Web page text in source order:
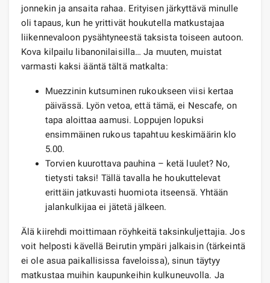
jonnekin ja ansaita rahaa. Erityisen järkyttävä minulle
oli tapaus, kun he yrittivät houkutella matkustajaa
liikennevaloon pysähtyneestä taksista toiseen autoon.
Kova kilpailu libanonilaisilla… Ja muuten, muistat
varmasti kaksi ääntä tältä matkalta:
Muezzinin kutsuminen rukoukseen viisi kertaa
päivässä. Lyön vetoa, että tämä, ei Nescafe, on
tapa aloittaa aamusi. Loppujen lopuksi
ensimmäinen rukous tapahtuu keskimäärin klo
5.00.
Torvien kuurottava pauhina – ketä luulet? No,
tietysti taksi! Tällä tavalla he houkuttelevat
erittäin jatkuvasti huomiota itseensä. Yhtään
jalankulkijaa ei jätetä jälkeen.
Älä kiirehdi moittimaan röyhkeitä taksinkuljettajia. Jos
voit helposti kävellä Beirutin ympäri jalkaisin (tärkeintä
ei ole asua paikallisissa faveloissa), sinun täytyy
matkustaa muihin kaupunkeihin kulkuneuvolla. Ja